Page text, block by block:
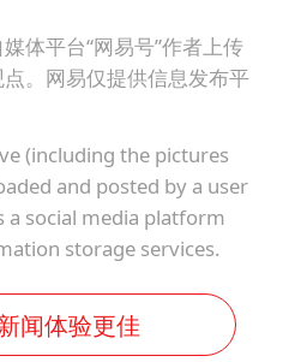
体平台“网易号”作者上传
。网易仅提供信息发布平
(including the pictures
and posted by a user
a social media platform
storage services.
闻体验更佳